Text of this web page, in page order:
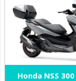
Honda NSS